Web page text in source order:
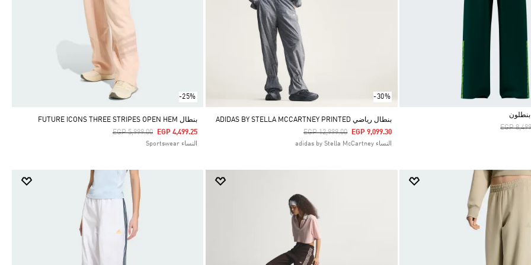
Price
EGP
-30%
بنطال رياضي ADIDAS BY STELLA MCCARTNEY PRINTED
Price Reduced From
EGP 12,999.00ToEGP 9,099.30
النساء adidas by Stella McCartney
-25%
بنطال FUTURE ICONS THREE STRIPES OPEN HEM
Price Reduced From
EGP 5,999.00ToEGP 4,499.25
النساء Sportswear